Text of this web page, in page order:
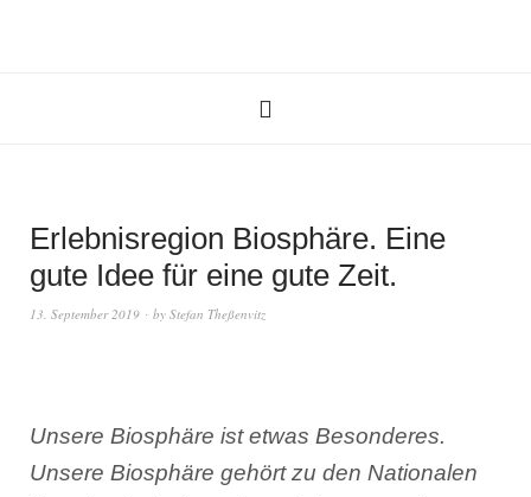
Erlebnisregion Biosphäre. Eine
gute Idee für eine gute Zeit.
13. September 2019 by Stefan Theßenvitz
Unsere Biosphäre ist etwas Besonderes.
Unsere Biosphäre gehört zu den Nationalen